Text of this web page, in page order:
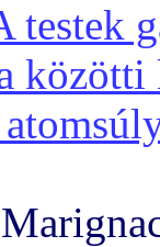
testek
közötti